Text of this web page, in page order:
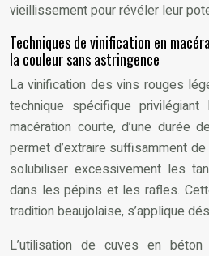
vieillissement pour révéler leur
Techniques de vinification en
la couleur sans astringence
La vinification des vins rouges
technique spécifique privilégiant
macération courte, d’une durée
permet d’extraire suffisamment
solubiliser excessivement les
dans les pépins et les rafles.
tradition beaujolaise, s’applique
L’utilisation de cuves en